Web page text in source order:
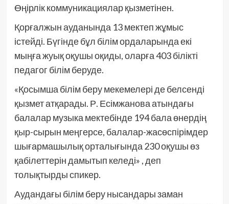
Өңірлік коммуникациялар қызметінен.
Қорғалжын ауданында 13 мектеп жұмыс
істейді. Бүгінде бұл білім ордаларында екі
мыңға жуық оқушы оқиды, оларға 403 білікті
педагог білім беруде.
«Қосымша білім беру мекемелері де белсенді
қызмет атқарады. Р. Есімжанова атындағы
балалар музыка мектебінде 194 бала өнердің
қыр-сырын меңгерсе, балалар-жасөспірімдер
шығармашылық орталығында 230 оқушы өз
қабілеттерін дамытып келеді» , деп
толықтырды спикер.
Аудандағы білім беру нысандары заман